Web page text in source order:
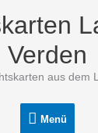
Verden
aus dem
Menü
Menü